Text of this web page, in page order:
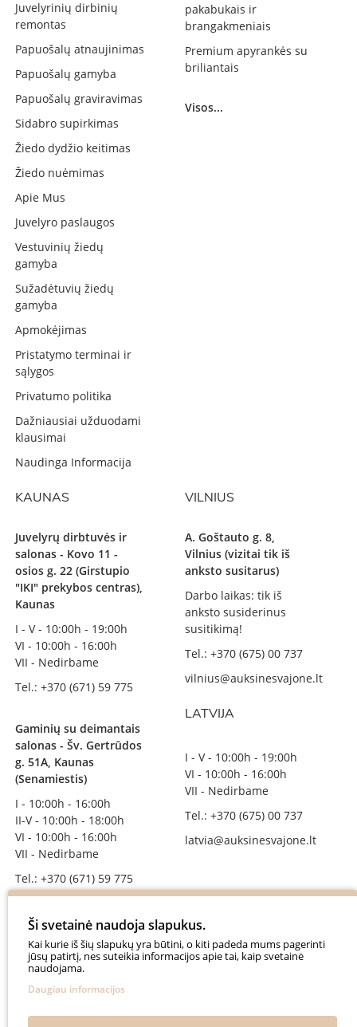
Juvelyrinių dirbinių
remontas
Papuošalų atnaujinimas
Papuošalų gamyba
Papuošalų graviravimas
Sidabro supirkimas
Žiedo dydžio keitimas
Žiedo nuėmimas
Apie Mus
Juvelyro paslaugos
Vestuvinių žiedų
gamyba
Sužadėtuvių žiedų
gamyba
Apmokėjimas
Pristatymo terminai ir
sąlygos
Privatumo politika
Dažniausiai užduodami
klausimai
Naudinga Informacija
pakabukais ir
brangakmeniais
Premium apyrankės su
briliantais
Visos...
KAUNAS
Juvelyrų dirbtuvės ir
salonas - Kovo 11 -
osios g. 22 (Girstupio
"IKI" prekybos centras),
Kaunas
I - V - 10:00h - 19:00h
VI - 10:00h - 16:00h
VII - Nedirbame
Tel.: +370 (671) 59 775
Gaminių su deimantais
salonas - Šv. Gertrūdos
g. 51A, Kaunas
(Senamiestis)
I - 10:00h - 16:00h
II-V - 10:00h - 18:00h
VI - 10:00h - 16:00h
VII - Nedirbame
Tel.: +370 (671) 59 775
SEKITE MUS
auksinesvajone
VILNIUS
A. Goštauto g. 8,
Vilnius (vizitai tik iš
anksto susitarus)
Darbo laikas: tik iš
anksto susiderinus
susitikimą!
Tel.: +370 (675) 00 737
vilnius@auksinesvajone.lt
LATVIJA
I - V - 10:00h - 19:00h
VI - 10:00h - 16:00h
VII - Nedirbame
Tel.: +370 (675) 00 737
latvia@auksinesvajone.lt
Ši svetainė naudoja slapukus.
Kai kurie iš šių slapukų yra būtini, o kiti padeda mums pagerinti
jūsų patirtį, nes suteikia informacijos apie tai, kaip svetainė
naudojama.
Daugiau informacijos